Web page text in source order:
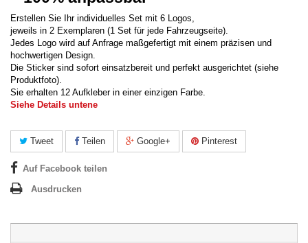
Erstellen Sie Ihr individuelles Set mit 6 Logos,
jeweils in 2 Exemplaren (1 Set für jede Fahrzeugseite).
Jedes Logo wird auf Anfrage maßgefertigt mit einem präzisen und
hochwertigen Design.
Die Sticker sind sofort einsatzbereit und perfekt ausgerichtet (siehe
Produktfoto).
Sie erhalten 12 Aufkleber in einer einzigen Farbe.
Siehe Details untene
Tweet Teilen Google+ Pinterest
Auf Facebook teilen
Ausdrucken